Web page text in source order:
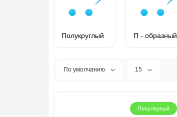
Полукруглый П - образный
По умолчанию 15
Популярный